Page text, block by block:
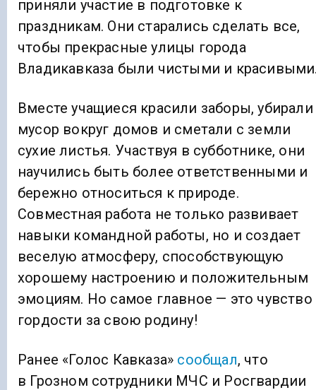
приняли участие в подготовке к
праздникам. Они старались сделать все,
чтобы прекрасные улицы города
Владикавказа были чистыми и
Вместе учащиеся красили заборы, убирали
мусор вокруг домов и сметали с земли
сухие листья. Участвуя в субботнике, они
научились быть более ответственными и
бережно относиться к природе.
Совместная работа не только развивает
навыки командной работы, но и создает
веселую атмосферу, способствующую
хорошему настроению и положительным
эмоциям. Но самое главное — это чувство
гордости за свою родину!
Ранее «Голос Кавказа» сообщал, что
в Грозном сотрудники МЧС и Росгвардии